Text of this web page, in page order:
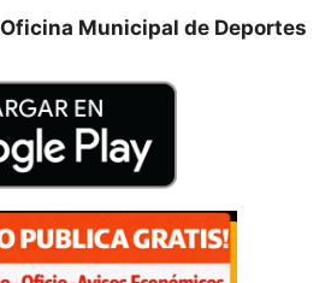
Oficina Municipal de Deportes